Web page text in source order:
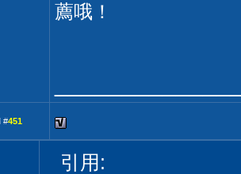
薦哦！
#451
引用: